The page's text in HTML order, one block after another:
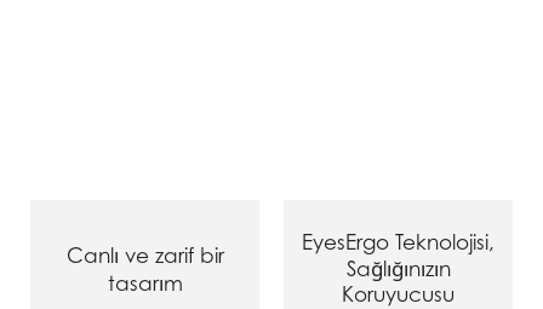
Canlı ve zarif bir
tasarım
EyesErgo Teknolojisi,
Sağlığınızın
Koruyucusu